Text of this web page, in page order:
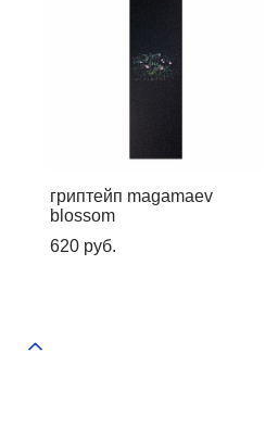
гриптейп magamaev
blossom
620 pуб.